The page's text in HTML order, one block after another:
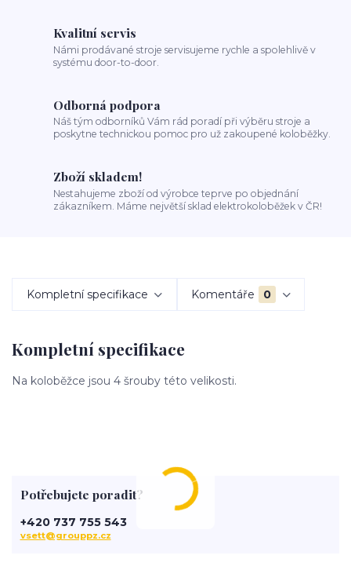
Kvalitní servis
Námi prodávané stroje servisujeme rychle a spolehlivě v
systému door-to-door.
Odborná podpora
Náš tým odborníků Vám rád poradí při výběru stroje a
poskytne technickou pomoc pro už zakoupené koloběžky.
Zboží skladem!
Nestahujeme zboží od výrobce teprve po objednání
zákazníkem. Máme největší sklad elektrokoloběžek v ČR!
Kompletní specifikace Komentáře 0
Kompletní specifikace
Na koloběžce jsou 4 šrouby této velikosti.
Potřebujete poradit?
+420 737 755 543
vsett@grouppz.cz